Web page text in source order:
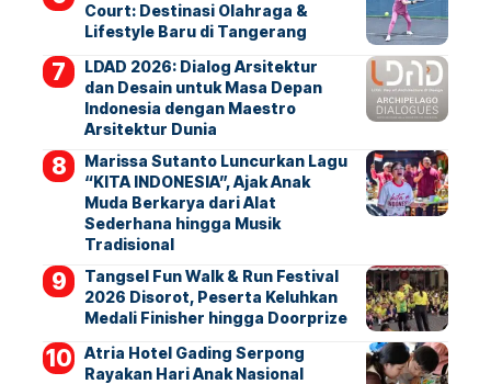
Court: Destinasi Olahraga &
Lifestyle Baru di Tangerang
LDAD 2026: Dialog Arsitektur
dan Desain untuk Masa Depan
Indonesia dengan Maestro
Arsitektur Dunia
Marissa Sutanto Luncurkan Lagu
“KITA INDONESIA”, Ajak Anak
Muda Berkarya dari Alat
Sederhana hingga Musik
Tradisional
Tangsel Fun Walk & Run Festival
2026 Disorot, Peserta Keluhkan
Medali Finisher hingga Doorprize
Atria Hotel Gading Serpong
Rayakan Hari Anak Nasional